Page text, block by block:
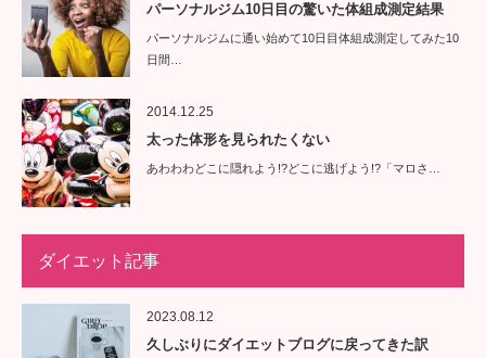
パーソナルジム10日目の驚いた体組成測定結果
パーソナルジムに通い始めて10日目体組成測定してみた10
日間…
2014.12.25
太った体形を見られたくない
あわわわどこに隠れよう!?どこに逃げよう!?「マロさ…
ダイエット記事
2023.08.12
久しぶりにダイエットブログに戻ってきた訳